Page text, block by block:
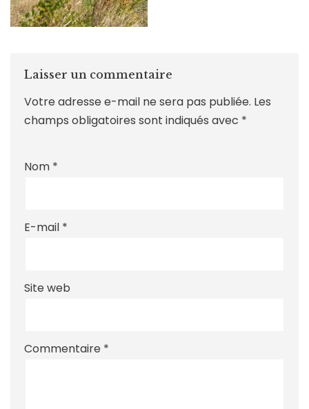
Laisser un commentaire
Votre adresse e-mail ne sera pas publiée. Les
champs obligatoires sont indiqués avec *
Nom *
E-mail *
Site web
Commentaire *